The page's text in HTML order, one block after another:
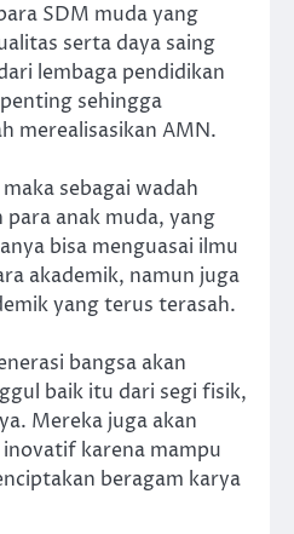
SDM muda yang
serta daya saing
lembaga pendidikan
sehingga
merealisasikan AMN.
sebagai wadah
anak muda, yang
bisa menguasai ilmu
akademik, namun juga
yang terus terasah.
bangsa akan
baik itu dari segi fisik,
Mereka juga akan
karena mampu
beragam karya